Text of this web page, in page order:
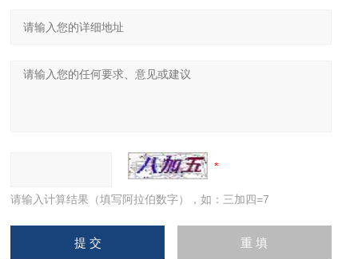
请输入计算结果（填写阿拉伯数字），如：三加四=7